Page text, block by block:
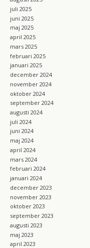
juli 2025
juni 2025
maj 2025
april 2025
mars 2025
februari 2025
januari 2025
december 2024
november 2024
oktober 2024
september 2024
augusti 2024
juli 2024
juni 2024
maj 2024
april 2024
mars 2024
februari 2024
januari 2024
december 2023
november 2023
oktober 2023
september 2023
augusti 2023
maj 2023
april 2023